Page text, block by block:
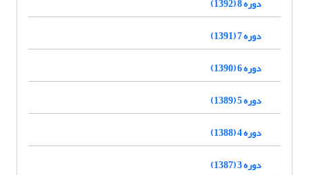
دوره 7 (1391)
دوره 6 (1390)
دوره 5 (1389)
دوره 4 (1388)
دوره 3 (1387)